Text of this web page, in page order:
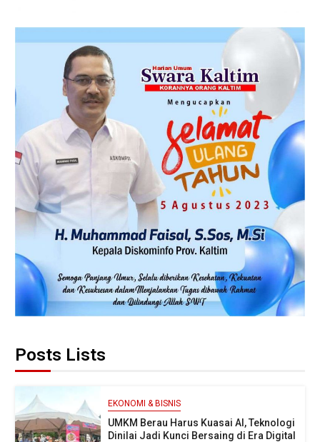
Posts Lists
EKONOMI & BISNIS
UMKM Berau Harus Kuasai AI, Teknologi
Dinilai Jadi Kunci Bersaing di Era Digital